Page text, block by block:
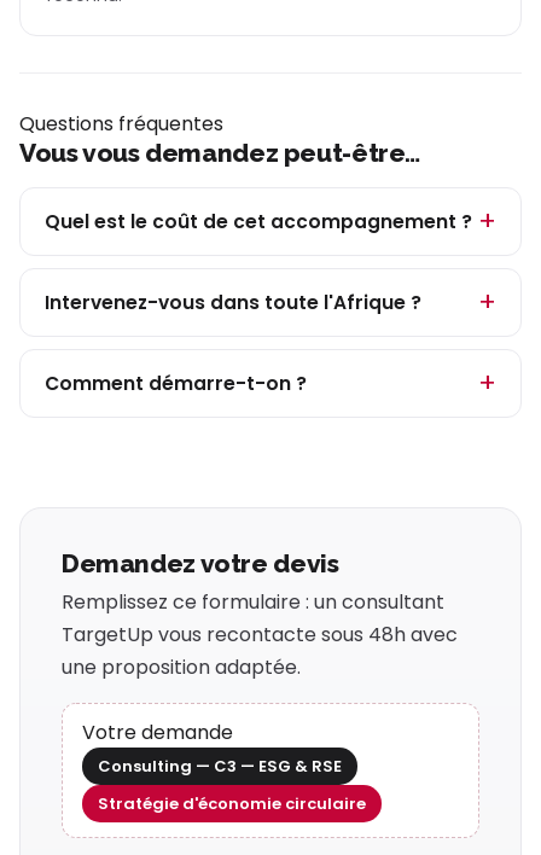
Questions fréquentes
Vous vous demandez peut-être…
Quel est le coût de cet accompagnement ?
Intervenez-vous dans toute l'Afrique ?
Comment démarre-t-on ?
Demandez votre devis
Remplissez ce formulaire : un consultant
TargetUp vous recontacte sous 48h avec
une proposition adaptée.
Votre demande
Consulting — C3 — ESG & RSE
Stratégie d'économie circulaire